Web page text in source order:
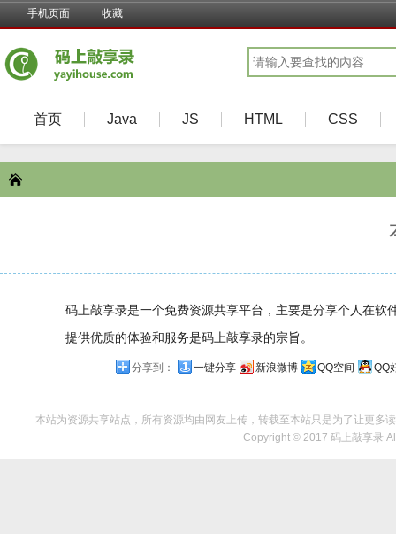
手机页面 收藏
首页 Java JS HTML CSS
码上敲享录是一个免费资源共享平台，主要是分享个人在
提供优质的体验和服务是码上敲享录的宗旨。
分享到： 一键分享 新浪微博 QQ空间 QQ
本站为资源共享站点，所有资源均由网友上传，转载至本站只是为了让更多
Copyright © 2017 码上敲享录